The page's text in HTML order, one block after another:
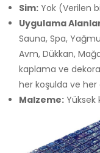
Sim: Yok (Verilen
Uygulama
Sauna, Spa,
Avm, Dükkan,
kaplama ve
her koşulda ve her
Malzeme: Yüksek